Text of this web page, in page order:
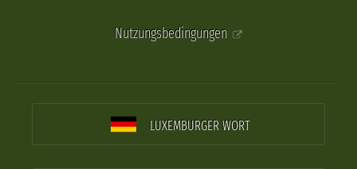
Nutzungsbedingungen
LUXEMBURGER WORT